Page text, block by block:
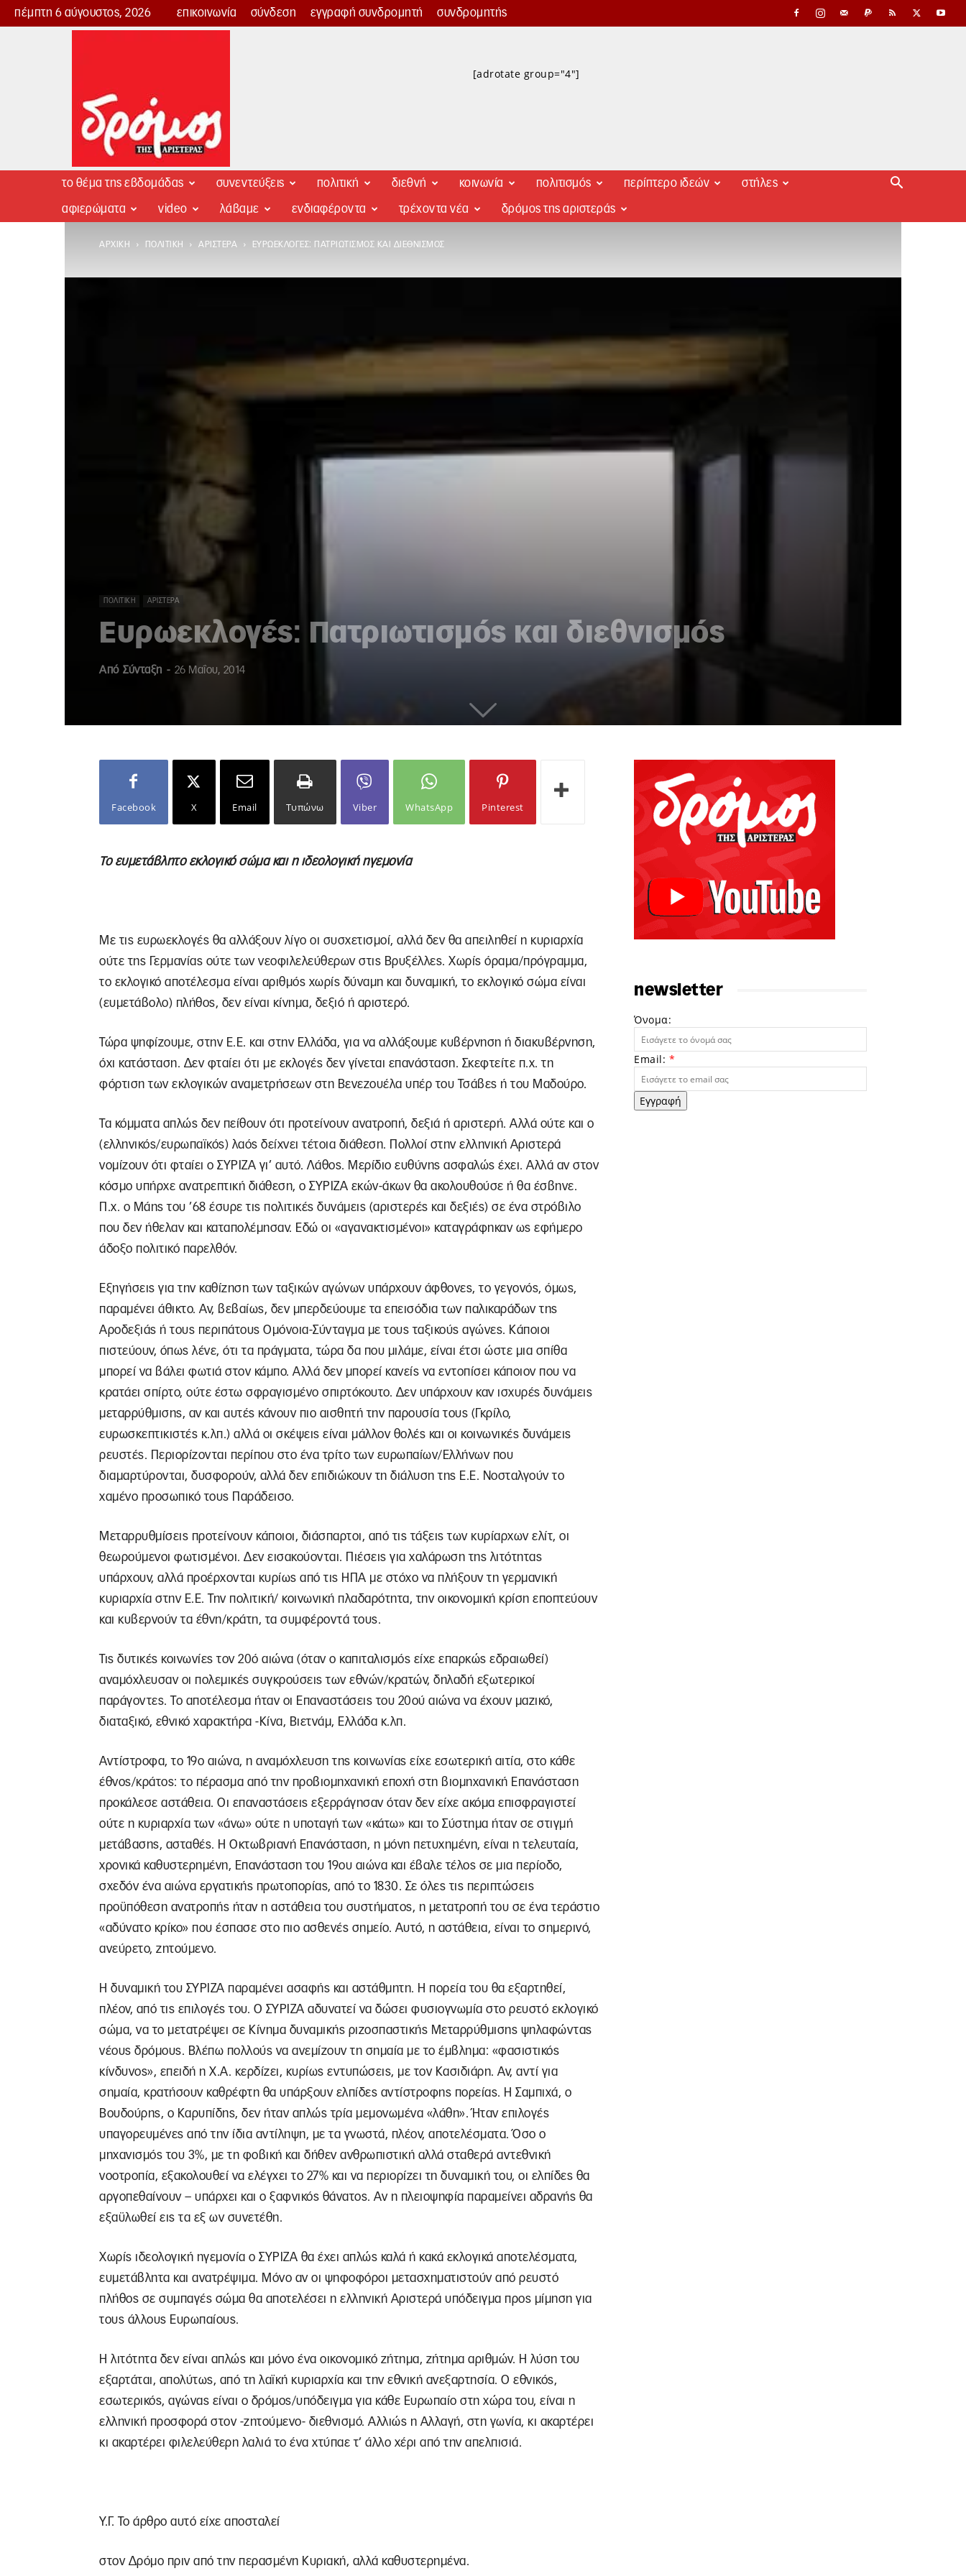
πέμπτη 6 αύγουστος, 2026 επικοινωνία σύνδεση εγγραφή συνδρομητή συνδρομητής
Δρόμος
[adrotate group="4"]
το θέμα της εβδομάδας συνεντεύξεις πολιτική διεθνή κοινωνία πολιτισμός περίπτερο ιδεών στήλες
αφιερώματα video λάβαμε ενδιαφέροντα τρέχοντα νέα δρόμος της αριστεράς
ΑΡΧΙΚΉ ΠΟΛΙΤΙΚΉ ΑΡΙΣΤΕΡΆ ΕΥΡΩΕΚΛΟΓΈΣ: ΠΑΤΡΙΩΤΙΣΜΌΣ ΚΑΙ ΔΙΕΘΝΙΣΜΌΣ
ΠΟΛΙΤΙΚΉ ΑΡΙΣΤΕΡΆ
Ευρωεκλογές: Πατριωτισμός και διεθνισμός
Από Σύνταξη - 26 Μαΐου, 2014
Facebook X Email Τυπώνω Viber WhatsApp Pinterest
Το ευμετάβλητο εκλογικό σώμα και η ιδεολογική ηγεμονία
Με τις ευρωεκλογές θα αλλάξουν λίγο οι συσχετισμοί, αλλά δεν θα απειληθεί η κυριαρχία
ούτε της Γερμανίας ούτε των νεοφιλελεύθερων στις Βρυξέλλες. Χωρίς όραμα/πρόγραμμα,
το εκλογικό αποτέλεσμα είναι αριθμός χωρίς δύναμη και δυναμική, το εκλογικό σώμα είναι
(ευμετάβολο) πλήθος, δεν είναι κίνημα, δεξιό ή αριστερό.
Τώρα ψηφίζουμε, στην Ε.Ε. και στην Ελλάδα, για να αλλάξουμε κυβέρνηση ή διακυβέρνηση,
όχι κατάσταση. Δεν φταίει ότι με εκλογές δεν γίνεται επανάσταση. Σκεφτείτε π.χ. τη
φόρτιση των εκλογικών αναμετρήσεων στη Βενεζουέλα υπέρ του Τσάβες ή του Μαδούρο.
Τα κόμματα απλώς δεν πείθουν ότι προτείνουν ανατροπή, δεξιά ή αριστερή. Αλλά ούτε και ο
(ελληνικός/ευρωπαϊκός) λαός δείχνει τέτοια διάθεση. Πολλοί στην ελληνική Αριστερά
νομίζουν ότι φταίει ο ΣΥΡΙΖΑ γι’ αυτό. Λάθος. Μερίδιο ευθύνης ασφαλώς έχει. Αλλά αν στον
κόσμο υπήρχε ανατρεπτική διάθεση, ο ΣΥΡΙΖΑ εκών-άκων θα ακολουθούσε ή θα έσβηνε.
Π.χ. ο Μάης του ’68 έσυρε τις πολιτικές δυνάμεις (αριστερές και δεξιές) σε ένα στρόβιλο
που δεν ήθελαν και καταπολέμησαν. Εδώ οι «αγανακτισμένοι» καταγράφηκαν ως εφήμερο
άδοξο πολιτικό παρελθόν.
Εξηγήσεις για την καθίζηση των ταξικών αγώνων υπάρχουν άφθονες, το γεγονός, όμως,
παραμένει άθικτο. Αν, βεβαίως, δεν μπερδεύουμε τα επεισόδια των παλικαράδων της
Αροδεξιάς ή τους περιπάτους Ομόνοια-Σύνταγμα με τους ταξικούς αγώνες. Κάποιοι
πιστεύουν, όπως λένε, ότι τα πράγματα, τώρα δα που μιλάμε, είναι έτσι ώστε μια σπίθα
μπορεί να βάλει φωτιά στον κάμπο. Αλλά δεν μπορεί κανείς να εντοπίσει κάποιον που να
κρατάει σπίρτο, ούτε έστω σφραγισμένο σπιρτόκουτο. Δεν υπάρχουν καν ισχυρές δυνάμεις
μεταρρύθμισης, αν και αυτές κάνουν πιο αισθητή την παρουσία τους (Γκρίλο,
ευρωσκεπτικιστές κ.λπ.) αλλά οι σκέψεις είναι μάλλον θολές και οι κοινωνικές δυνάμεις
ρευστές. Περιορίζονται περίπου στο ένα τρίτο των ευρωπαίων/Ελλήνων που
διαμαρτύρονται, δυσφορούν, αλλά δεν επιδιώκουν τη διάλυση της Ε.Ε. Νοσταλγούν το
χαμένο προσωπικό τους Παράδεισο.
Μεταρρυθμίσεις προτείνουν κάποιοι, διάσπαρτοι, από τις τάξεις των κυρίαρχων ελίτ, οι
θεωρούμενοι φωτισμένοι. Δεν εισακούονται. Πιέσεις για χαλάρωση της λιτότητας
υπάρχουν, αλλά προέρχονται κυρίως από τις ΗΠΑ με στόχο να πλήξουν τη γερμανική
κυριαρχία στην Ε.Ε. Την πολιτική/ κοινωνική πλαδαρότητα, την οικονομική κρίση εποπτεύουν
και κυβερνούν τα έθνη/κράτη, τα συμφέροντά τους.
Τις δυτικές κοινωνίες τον 20ό αιώνα (όταν ο καπιταλισμός είχε επαρκώς εδραιωθεί)
αναμόχλευσαν οι πολεμικές συγκρούσεις των εθνών/κρατών, δηλαδή εξωτερικοί
παράγοντες. Το αποτέλεσμα ήταν οι Επαναστάσεις του 20ού αιώνα να έχουν μαζικό,
διαταξικό, εθνικό χαρακτήρα -Κίνα, Βιετνάμ, Ελλάδα κ.λπ.
Αντίστροφα, το 19ο αιώνα, η αναμόχλευση της κοινωνίας είχε εσωτερική αιτία, στο κάθε
έθνος/κράτος: το πέρασμα από την προβιομηχανική εποχή στη βιομηχανική Επανάσταση
προκάλεσε αστάθεια. Οι επαναστάσεις εξερράγησαν όταν δεν είχε ακόμα επισφραγιστεί
ούτε η κυριαρχία των «άνω» ούτε η υποταγή των «κάτω» και το Σύστημα ήταν σε στιγμή
μετάβασης, ασταθές. Η Οκτωβριανή Επανάσταση, η μόνη πετυχημένη, είναι η τελευταία,
χρονικά καθυστερημένη, Επανάσταση του 19ου αιώνα και έβαλε τέλος σε μια περίοδο,
σχεδόν ένα αιώνα εργατικής πρωτοπορίας, από το 1830. Σε όλες τις περιπτώσεις
προϋπόθεση ανατροπής ήταν η αστάθεια του συστήματος, η μετατροπή του σε ένα τεράστιο
«αδύνατο κρίκο» που έσπασε στο πιο ασθενές σημείο. Αυτό, η αστάθεια, είναι το σημερινό,
ανεύρετο, ζητούμενο.
Η δυναμική του ΣΥΡΙΖΑ παραμένει ασαφής και αστάθμητη. Η πορεία του θα εξαρτηθεί,
πλέον, από τις επιλογές του. Ο ΣΥΡΙΖΑ αδυνατεί να δώσει φυσιογνωμία στο ρευστό εκλογικό
σώμα, να το μετατρέψει σε Κίνημα δυναμικής ριζοσπαστικής Μεταρρύθμισης ψηλαφώντας
νέους δρόμους. Βλέπω πολλούς να ανεμίζουν τη σημαία με το έμβλημα: «φασιστικός
κίνδυνος», επειδή η Χ.Α. κερδίζει, κυρίως εντυπώσεις, με τον Κασιδιάρη. Αν, αντί για
σημαία, κρατήσουν καθρέφτη θα υπάρξουν ελπίδες αντίστροφης πορείας. Η Σαμπιχά, ο
Βουδούρης, ο Καρυπίδης, δεν ήταν απλώς τρία μεμονωμένα «λάθη». Ήταν επιλογές
υπαγορευμένες από την ίδια αντίληψη, με τα γνωστά, πλέον, αποτελέσματα. Όσο ο
μηχανισμός του 3%, με τη φοβική και δήθεν ανθρωπιστική αλλά σταθερά αντεθνική
νοοτροπία, εξακολουθεί να ελέγχει το 27% και να περιορίζει τη δυναμική του, οι ελπίδες θα
αργοπεθαίνουν – υπάρχει και ο ξαφνικός θάνατος. Αν η πλειοψηφία παραμείνει αδρανής θα
εξαϋλωθεί εις τα εξ ων συνετέθη.
Χωρίς ιδεολογική ηγεμονία ο ΣΥΡΙΖΑ θα έχει απλώς καλά ή κακά εκλογικά αποτελέσματα,
ευμετάβλητα και ανατρέψιμα. Μόνο αν οι ψηφοφόροι μετασχηματιστούν από ρευστό
πλήθος σε συμπαγές σώμα θα αποτελέσει η ελληνική Αριστερά υπόδειγμα προς μίμηση για
τους άλλους Ευρωπαίους.
Η λιτότητα δεν είναι απλώς και μόνο ένα οικονομικό ζήτημα, ζήτημα αριθμών. Η λύση του
εξαρτάται, απολύτως, από τη λαϊκή κυριαρχία και την εθνική ανεξαρτησία. Ο εθνικός,
εσωτερικός, αγώνας είναι ο δρόμος/υπόδειγμα για κάθε Ευρωπαίο στη χώρα του, είναι η
ελληνική προσφορά στον -ζητούμενο- διεθνισμό. Αλλιώς η Αλλαγή, στη γωνία, κι ακαρτέρει
κι ακαρτέρει φιλελεύθερη λαλιά το ένα χτύπαε τ’ άλλο χέρι από την απελπισιά.
Υ.Γ. Το άρθρο αυτό είχε αποσταλεί
στον Δρόμο πριν από την περασμένη Κυριακή, αλλά καθυστερημένα.
newsletter
Όνομα:
Email: *
Εγγραφή